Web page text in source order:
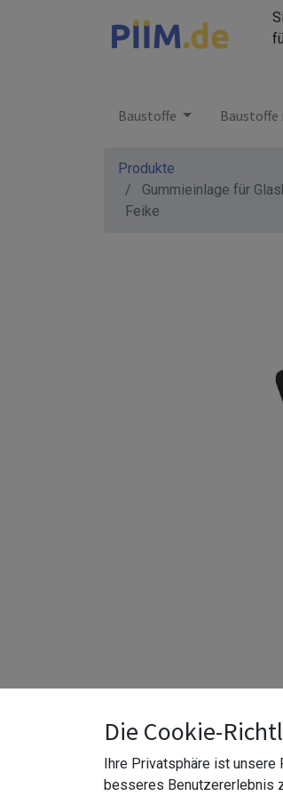
Baustoffe
Baustoffe
Produkte
Gummieinlage für
Feike
Die Cookie-
Ihre Privatsphäre ist unsere
besseres Benutzererlebnis